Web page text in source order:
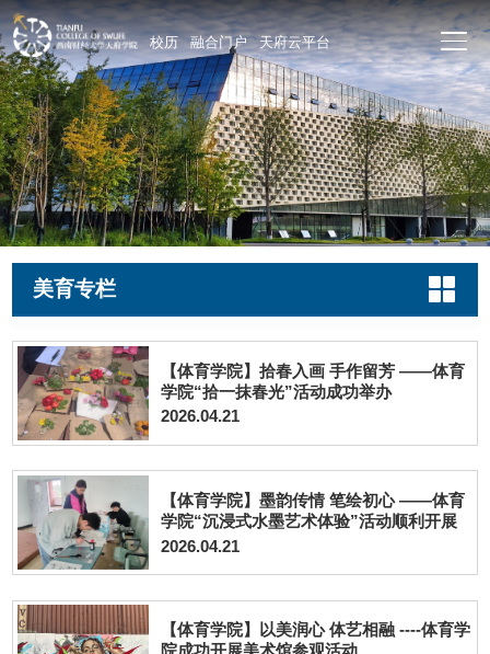
校历 融合门户 天府云平台
美育专栏
【体育学院】拾春入画 手作留芳 ——体育
学院“拾一抹春光”活动成功举办
2026.04.21
【体育学院】墨韵传情 笔绘初心 ——体育
学院“沉浸式水墨艺术体验”活动顺利开展
2026.04.21
【体育学院】以美润心 体艺相融 ----体育学
院成功开展美术馆参观活动